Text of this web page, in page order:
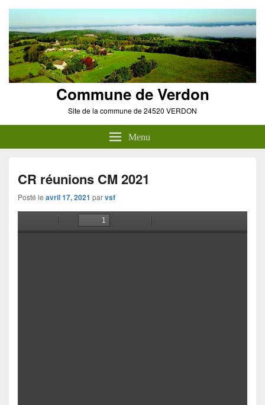
Commune de Verdon
Site de la commune de 24520 VERDON
Menu
CR réunions CM 2021
Posté le avril 17, 2021 parvsf